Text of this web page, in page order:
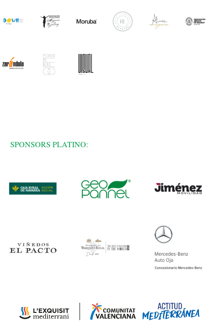
SPONSORS PLATINO: